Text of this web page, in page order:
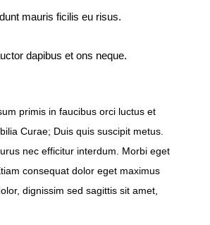
mauris ficilis eu risus.
dapibus et ons neque.
primis in faucibus orci luctus et
Curae; Duis quis suscipit metus.
nec efficitur interdum. Morbi eget
consequat dolor eget maximus
dignissim sed sagittis sit amet,